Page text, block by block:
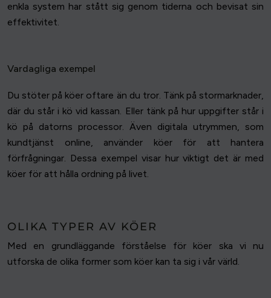
enkla system har stått sig genom tiderna och bevisat sin
effektivitet.
Vardagliga exempel
Du stöter på köer oftare än du tror. Tänk på stormarknader,
där du står i kö vid kassan. Eller tänk på hur uppgifter står i
kö på datorns processor. Även digitala utrymmen, som
kundtjänst online, använder köer för att hantera
förfrågningar. Dessa exempel visar hur viktigt det är med
köer för att hålla ordning på livet.
OLIKA TYPER AV KÖER
Med en grundläggande förståelse för köer ska vi nu
utforska de olika former som köer kan ta sig i vår värld.